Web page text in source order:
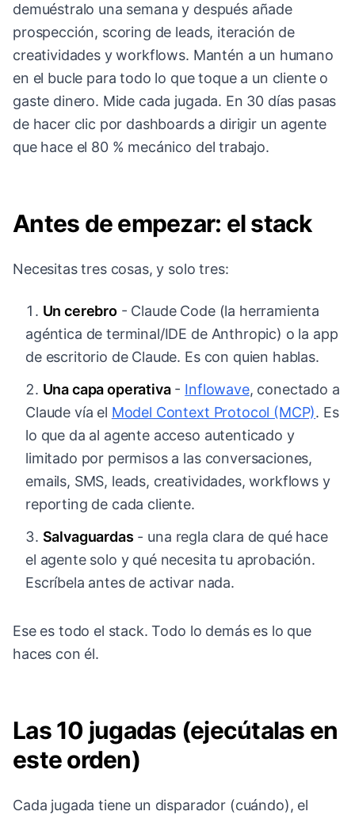
demuéstralo una semana y después añade
prospección, scoring de leads, iteración de
creatividades y workflows. Mantén a un humano
en el bucle para todo lo que toque a un cliente o
gaste dinero. Mide cada jugada. En 30 días pasas
de hacer clic por dashboards a dirigir un agente
que hace el 80 % mecánico del trabajo.
Antes de empezar: el stack
Necesitas tres cosas, y solo tres:
Un cerebro- Claude Code (la herramienta
agéntica de terminal/IDE de Anthropic) o la app
de escritorio de Claude. Es con quien hablas.
Una capa operativa- Inflowave, conectado a
Claude vía el Model Context Protocol (MCP). Es
lo que da al agente acceso autenticado y
limitado por permisos a las conversaciones,
emails, SMS, leads, creatividades, workflows y
reporting de cada cliente.
Salvaguardas - una regla clara de qué hace
el agente solo y qué necesita tu aprobación.
Escríbela antes de activar nada.
Ese es todo el stack. Todo lo demás es lo que
haces con él.
Las 10 jugadas (ejecútalas en
este orden)
Cada jugada tiene un disparador (cuándo), el